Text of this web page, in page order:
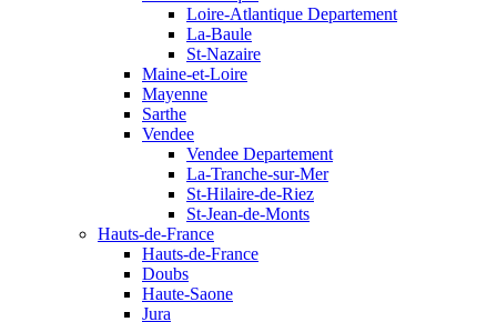
Loire-Atlantique Departement
La-Baule
St-Nazaire
Maine-et-Loire
Mayenne
Sarthe
Vendee
Vendee Departement
La-Tranche-sur-Mer
St-Hilaire-de-Riez
St-Jean-de-Monts
Hauts-de-France
Hauts-de-France
Doubs
Haute-Saone
Jura